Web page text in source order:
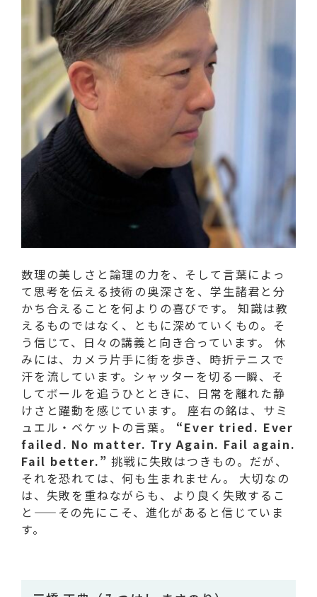
数理の美しさと論理の力を、そして言葉によっ
て思考を伝える技術の奥深さを、学生諸君と分
かち合えることを何よりの喜びです。 知識は教
えるものではなく、ともに深めていくもの。そ
う信じて、日々の講義と向き合っています。 休
みには、カメラ片手に街を歩き、時折テニスで
汗を流しています。シャッターを切る一瞬、そ
してボールを追うひとときに、日常を離れた静
けさと躍動を感じています。 座右の銘は、サミ
ュエル・ベケットの言葉。 “Ever tried. Ever
failed. No matter. Try Again. Fail again.
Fail better.” 挑戦に失敗はつきもの。だが、
それを恐れては、何も生まれません。 大切なの
は、失敗を重ねながらも、より良く失敗するこ
と——その先にこそ、進化があると信じていま
す。